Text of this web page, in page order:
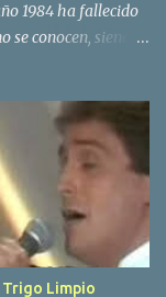
1984 ha fallecido
se conocen, siendo
1951, durante su
conoció al
a actuar
atreverse a dar el
cambió gracias a la
Trigo Limpio,
encargo de crear
Limpio